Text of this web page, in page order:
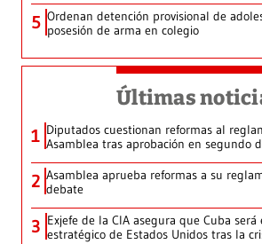
5 Ordenan detención provisional de
posesión de arma en colegio
Últimas
1 Diputados cuestionan reformas al
Asamblea tras aprobación en segundo
2 Asamblea aprueba reformas a su
debate
3 Exjefe de la CIA asegura que Cuba
estratégico de Estados Unidos tras la